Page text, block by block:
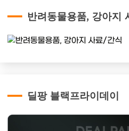
반려동물용품, 강아지
딜팡 블랙프라이데이